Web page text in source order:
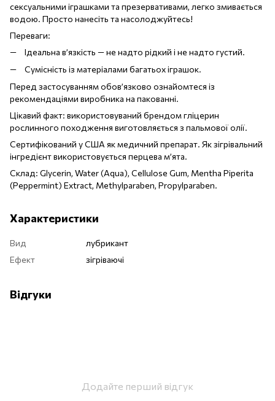
сексуальними іграшками та презервативами, легко змивається
водою. Просто нанесіть та насолоджуйтесь!
Переваги:
Ідеальна в’язкість — не надто рідкий і не надто густий.
Сумісність із матеріалами багатьох іграшок.
Перед застосуванням обов’язково ознайомтеся із
рекомендаціями виробника на пакованні.
Цікавий факт: використовуваний брендом гліцерин
рослинного походження виготовляється з пальмової олії.
Сертифікований у США як медичний препарат. Як зігрівальний
інгредієнт використовується перцева м’ята.
Склад: Glycerin, Water (Aqua), Cellulose Gum, Mentha Piperita
(Peppermint) Extract, Methylparaben, Propylparaben.
Характеристики
Вид
лубрикант
Ефект
зігріваючі
Відгуки
Додайте перший відгук